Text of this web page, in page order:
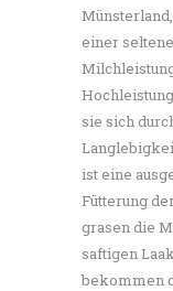
einer
sie sich
ist eine
Fütterung
grasen die
saftigen
bekommen